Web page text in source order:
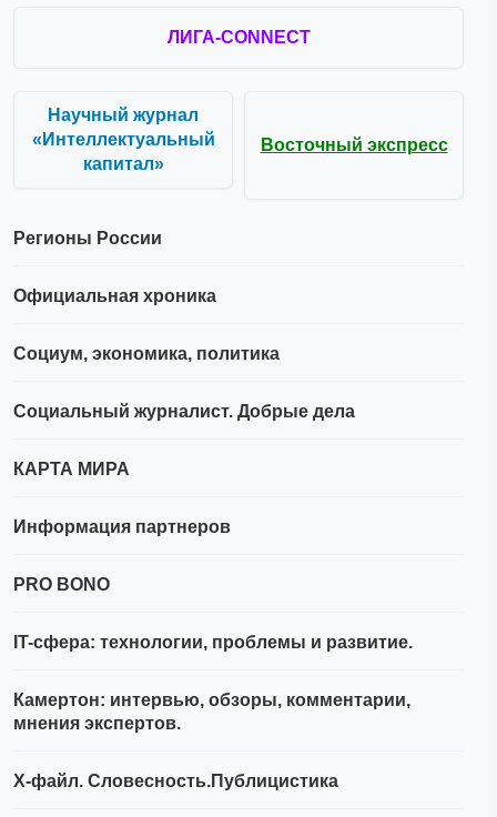
ЛИГА-CONNECT
Научный журнал
«Интеллектуальный
капитал»
Восточный экспресс
Регионы России
Официальная хроника
Социум, экономика, политика
Социальный журналист. Добрые дела
КАРТА МИРА
Информация партнеров
PRO BONO
IT-сфера: технологии, проблемы и развитие.
Камертон: интервью, обзоры, комментарии,
мнения экспертов.
Х-файл. Словесность.Публицистика